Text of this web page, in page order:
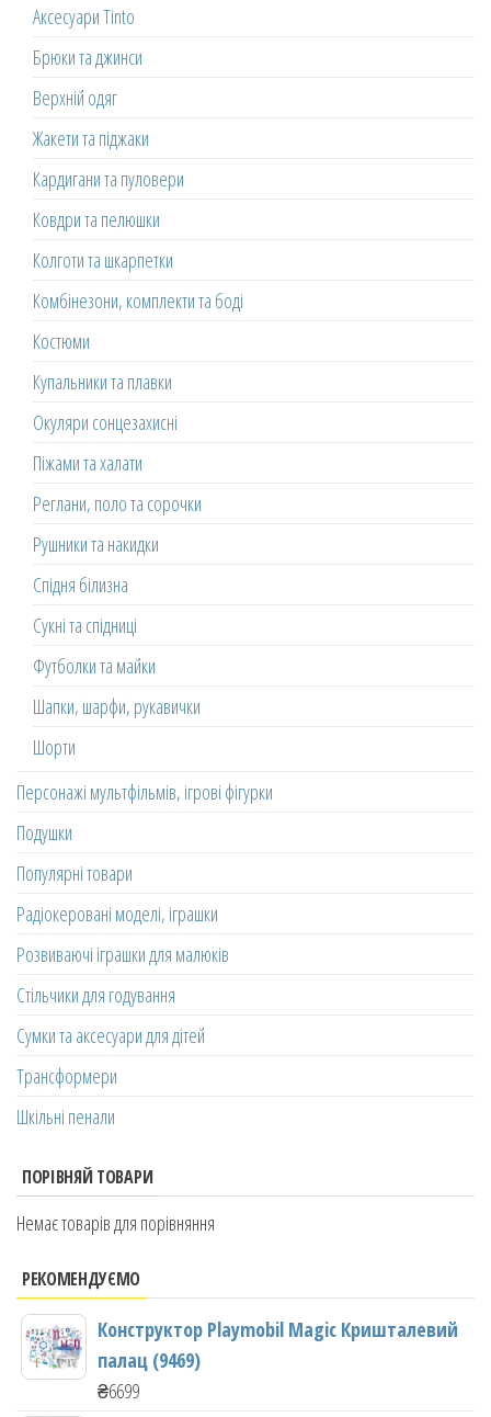
Аксесуари Tinto
Брюки та джинси
Верхній одяг
Жакети та піджаки
Кардигани та пуловери
Ковдри та пелюшки
Колготи та шкарпетки
Комбінезони, комплекти та боді
Костюми
Купальники та плавки
Окуляри сонцезахисні
Піжами та халати
Реглани, поло та сорочки
Рушники та накидки
Спідня білизна
Сукні та спідниці
Футболки та майки
Шапки, шарфи, рукавички
Шорти
Персонажі мультфільмів, ігрові фігурки
Подушки
Популярні товари
Радіокеровані моделі, іграшки
Розвиваючі іграшки для малюків
Стільчики для годування
Сумки та аксесуари для дітей
Трансформери
Шкільні пенали
ПОРІВНЯЙ ТОВАРИ
Немає товарів для порівняння
РЕКОМЕНДУЄМО
Конструктор Playmobil Magic Кришталевий
палац (9469)
₴6699